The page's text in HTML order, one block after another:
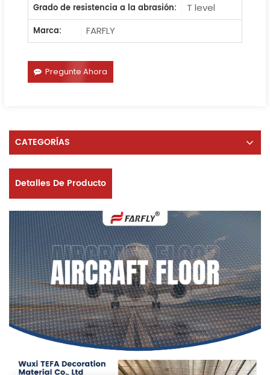
Grado de resistencia a la abrasión:
T level
Marca:
FARFLY
Pregunte Ahora
CATEGORÍAS
Detalles De Producto